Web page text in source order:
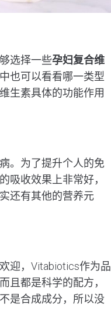
选择一些孕妇复合维
也可以看看哪一类型
生素具体的功能作用
。为了提升个人的免
吸收效果上非常好，
还有其他的营养元
迎，Vitabiotics作为品
且都是科学的配方，
是合成成分，所以没